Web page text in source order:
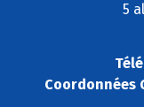
5
Coordonnées